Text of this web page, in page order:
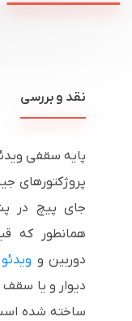
نقد و بررسی
پروژکتورهای
جای پیچ در
همانطور که
دوربین و
دیوار و یا سقف
ساخته شده